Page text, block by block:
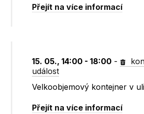
Přejít na více informací
15. 05., 14:00 - 18:00 -
událost
Velkoobjemový kontejner v
Přejít na více informací